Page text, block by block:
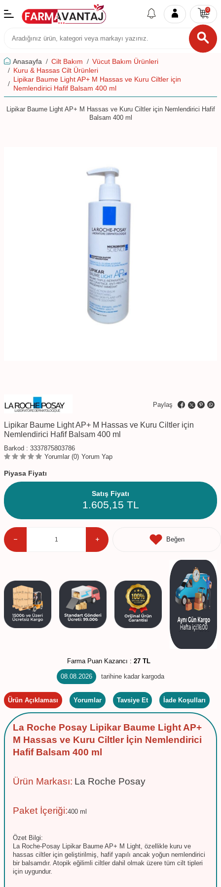
0
Anasayfa Cilt Bakım
Vücut Bakım Ürünleri
Kuru & Hassas Cilt Ürünleri
Lipikar Baume Light AP+ M Hassas ve Kuru Ciltler için
Nemlendirici Hafif Balsam 400 ml
Lipikar Baume Light AP+ M Hassas ve Kuru Ciltler için Nemlendirici Hafif
Balsam 400 ml
Paylaş
Lipikar Baume Light AP+ M Hassas ve Kuru Ciltler için
Nemlendirici Hafif Balsam 400 ml
Barkod : 3337875803786
Yorumlar (0) Yorum Yap
Piyasa Fiyatı
Satış Fiyatı
1.605,15 TL
Beğen
Farma Puan Kazancı : 27 TL
08.08.2026 tarihine kadar kargoda
Ürün Açıklaması Yorumlar Tavsiye Et İade Koşulları
La Roche Posay Lipikar Baume Light AP+
M Hassas ve Kuru Ciltler İçin Nemlendirici
Hafif Balsam 400 ml
Ürün Markası: La Roche Posay
Paket İçeriği:400 ml
Özet Bilgi:
La Roche-Posay Lipikar Baume AP+ M Light, özellikle kuru ve
hassas ciltler için geliştirilmiş, hafif yapılı ancak yoğun nemlendirici
bir balsamdır. Atopik eğilimli ciltler dahil olmak üzere tüm cilt tipleri
için uygundur.